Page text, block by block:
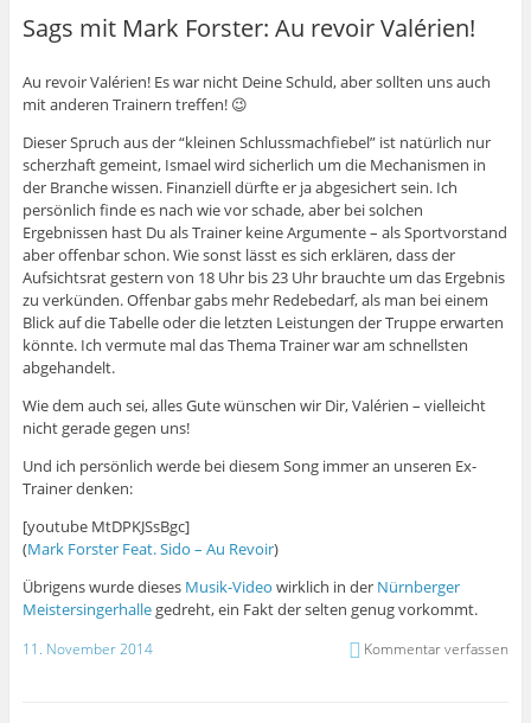
Sags mit Mark Forster: Au revoir Valérien!
Au revoir Valérien! Es war nicht Deine Schuld, aber sollten uns auch
mit anderen Trainern treffen! 😉
Dieser Spruch aus der “kleinen Schlussmachfiebel” ist natürlich nur
scherzhaft gemeint, Ismael wird sicherlich um die Mechanismen in
der Branche wissen. Finanziell dürfte er ja abgesichert sein. Ich
persönlich finde es nach wie vor schade, aber bei solchen
Ergebnissen hast Du als Trainer keine Argumente – als Sportvorstand
aber offenbar schon. Wie sonst lässt es sich erklären, dass der
Aufsichtsrat gestern von 18 Uhr bis 23 Uhr brauchte um das Ergebnis
zu verkünden. Offenbar gabs mehr Redebedarf, als man bei einem
Blick auf die Tabelle oder die letzten Leistungen der Truppe erwarten
könnte. Ich vermute mal das Thema Trainer war am schnellsten
abgehandelt.
Wie dem auch sei, alles Gute wünschen wir Dir, Valérien – vielleicht
nicht gerade gegen uns!
Und ich persönlich werde bei diesem Song immer an unseren Ex-
Trainer denken:
[youtube MtDPKJSsBgc]
(Mark Forster Feat. Sido – Au Revoir)
Übrigens wurde dieses Musik-Video wirklich in der Nürnberger
Meistersingerhallegedreht, ein Fakt der selten genug vorkommt.
11. November 2014 Kommentar verfassen